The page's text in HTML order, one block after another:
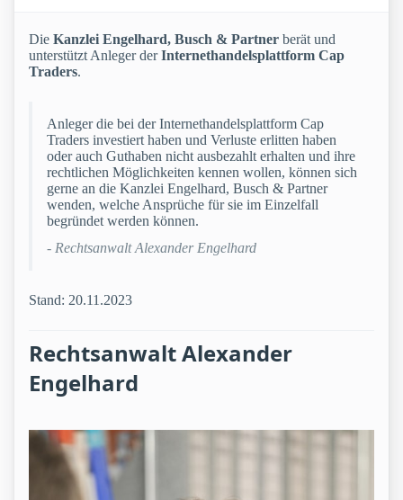
Die Kanzlei Engelhard, Busch & Partner berät und
unterstützt Anleger derInternethandelsplattform Cap
Traders.
Anleger die bei der Internethandelsplattform Cap
Traders investiert haben und Verluste erlitten haben
oder auch Guthaben nicht ausbezahlt erhalten und ihre
rechtlichen Möglichkeiten kennen wollen, können sich
gerne an die Kanzlei Engelhard, Busch & Partner
wenden, welche Ansprüche für sie im Einzelfall
begründet werden können.
- Rechtsanwalt Alexander Engelhard
Stand: 20.11.2023
Rechtsanwalt Alexander
Engelhard